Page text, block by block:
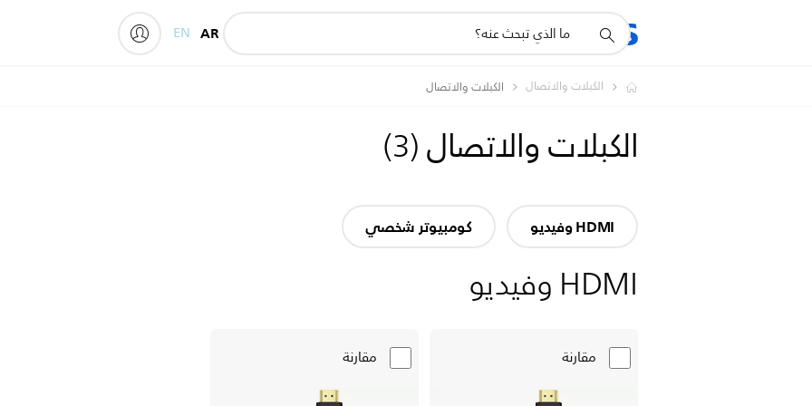
المنتجات
أيقونة
دعم
AR
EN
الكبلات والاتصال الكبلات والاتصال
الكبلات والاتصال(
3
)
HDMI وفيديو كومبيوتر شخصي
HDMI وفيديو
مقارنة مقارنة